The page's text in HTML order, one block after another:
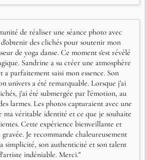
de réaliser une séance photo avec
des clichés pour soutenir mon
de yoga danse. Ce moment s'est révélé
Sandrine a su créer une atmosphère
parfaitement saisi mon essence. Son
univers a été remarquable. Lorsque j'ai
j'ai été submergée par l'émotion, au
larmes. Les photos capturaient avec une
ma véritable identité et ce que je souhaite
Cette expérience bienveillante et
Je recommande chaleureusement
simplicité, son authenticité et son talent
indéniable. Merci."